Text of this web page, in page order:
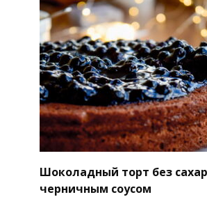
Шоколадный торт без
черничным соусом